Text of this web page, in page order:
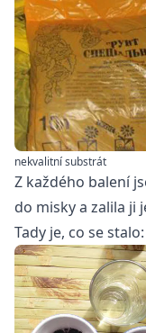
nekvalitní substrát
Z každého balení
do misky a zalila ji
Tady je, co se stalo: